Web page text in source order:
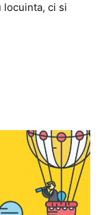
locuinta, ci si